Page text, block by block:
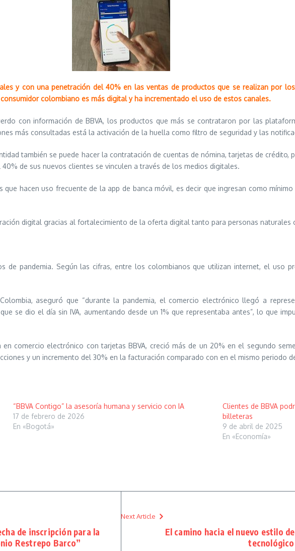
y con una penetración del 40% en las ventas de productos que se realizan por
colombiano es más digital y ha incrementado el uso de estos canales.
con información de BBVA, los productos que más se contrataron por las
más consultadas está la activación de la huella como filtro de seguridad y las
también se puede hacer la contratación de cuentas de nómina, tarjetas de
de sus nuevos clientes se vinculen a través de los medios digitales.
hacen uso frecuente de la app de banca móvil, es decir que ingresan como
digital gracias al fortalecimiento de la oferta digital tanto para personas naturales
de pandemia. Según las cifras, entre los colombianos que utilizan internet, el uso
aseguró que “durante la pandemia, el comercio electrónico llegó a
se dio el día sin IVA, aumentando desde un 1% que representaba antes”, lo que
comercio electrónico con tarjetas BBVA, creció más de un 20% en el segundo
y un incremento del 30% en la facturación comparado con en el mismo periodo
“BBVA Contigo” la asesoría humana y servicio con IA
17 de febrero de 2026
En «Bogotá»
Clientes de BBVA
billeteras
9 de abril de 2025
En «Economía»
de inscripción para la
Restrepo Barco”
Next Article
El camino hacia el nuevo estilo